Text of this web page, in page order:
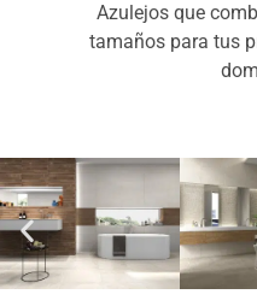
Azulejos que
tamaños para tus